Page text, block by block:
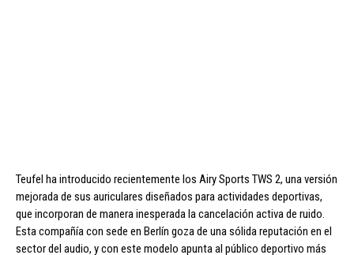
Teufel ha introducido recientemente los Airy Sports TWS 2, una versión
mejorada de sus auriculares diseñados para actividades deportivas,
que incorporan de manera inesperada la cancelación activa de ruido.
Esta compañía con sede en Berlín goza de una sólida reputación en el
sector del audio, y con este modelo apunta al público deportivo más